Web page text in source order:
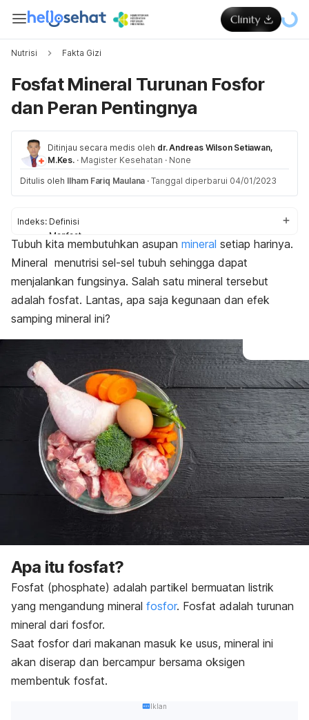
Nutrisi Fakta Gizi
Fosfat Mineral Turunan Fosfor
dan Peran Pentingnya
Ditinjau secara medis oleh dr. Andreas Wilson Setiawan,
M.Kes. · Magister Kesehatan · None
Ditulis oleh Ilham Fariq Maulana · Tanggal diperbarui 04/01/2023
Indeks: Definisi
Manfaat
Sumber makanan
Gangguan kesehatan
Tubuh kita membutuhkan asupan mineral setiap harinya.
Mineral menutrisi sel-sel tubuh sehingga dapat
menjalankan fungsinya. Salah satu mineral tersebut
adalah fosfat. Lantas, apa saja kegunaan dan efek
samping mineral ini?
Apa itu fosfat?
Fosfat (phosphate) adalah partikel bermuatan listrik
yang mengandung mineral fosfor. Fosfat adalah turunan
mineral dari fosfor.
Saat fosfor dari makanan masuk ke usus, mineral ini
akan diserap dan bercampur bersama oksigen
membentuk fosfat.
Iklan